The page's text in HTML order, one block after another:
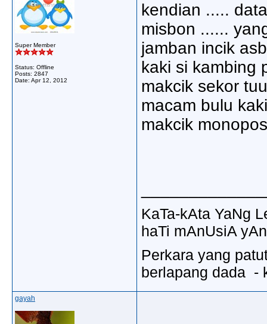
Super Member
Status: Offline
Posts: 2847
Date: Apr 12, 2012
kendian .....
misbon ......
jamban incik
kaki si kambing
makcik sekor
macam bulu
makcik
KaTa-kAta YaNg
haTi mAnUsiA
Perkara yang
berlapang dada -
gayah